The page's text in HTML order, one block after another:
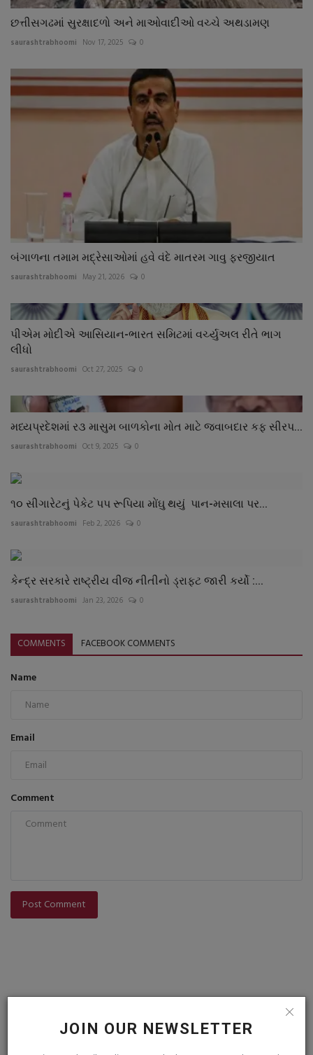
JOIN OUR NEWSLETTER
છત્તીસગઢમાં સુરક્ષાદળો અને માઓવાદીઓ વચ્ચે અથડામણ
saurashtrabhoomi Nov 17, 2025 0
બંગાળના તમામ મદ્રેસાઓમાં હવે વંદે માતરમ ગાવુ ફરજીયાત
saurashtrabhoomi May 21, 2026 0
પીએમ મોદીએ આસિયાન-ભારત સમિટમાં વર્ચ્યુઅલ રીતે ભાગ
લીધો
saurashtrabhoomi Oct 27, 2025 0
મધ્યપ્રદેશમાં ર૩ માસુમ બાળકોના મોત માટે જવાબદાર કફ સીરપ...
saurashtrabhoomi Oct 9, 2025 0
૧૦ સીગારેટનું પેકેટ પપ રૂપિયા મોંઘુ થયું પાન-મસાલા પર...
saurashtrabhoomi Feb 2, 2026 0
કેન્દ્ર સરકારે રાષ્ટ્રીય વીજ નીતીનો ડ્રાફટ જારી કર્યો :...
saurashtrabhoomi Jan 23, 2026 0
COMMENTS FACEBOOK COMMENTS
Name
Email
Comment
Post Comment